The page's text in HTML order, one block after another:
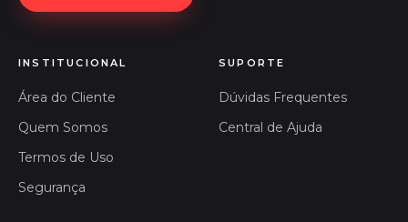
INSTITUCIONAL
Área do Cliente
Quem Somos
Termos de Uso
Segurança
SUPORTE
Dúvidas Frequentes
Central de Ajuda